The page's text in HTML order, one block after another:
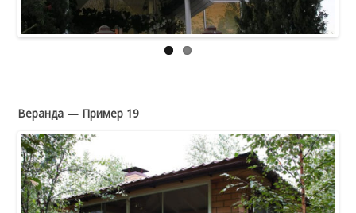
Веранда — Пример 19